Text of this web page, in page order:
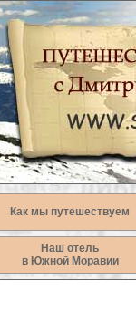
Как мы путешествуем
Наш отель
в Южной Моравии